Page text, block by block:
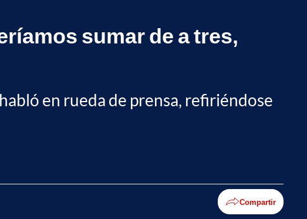
sumar de a tres,
en rueda de prensa, refiriéndose
Compartir